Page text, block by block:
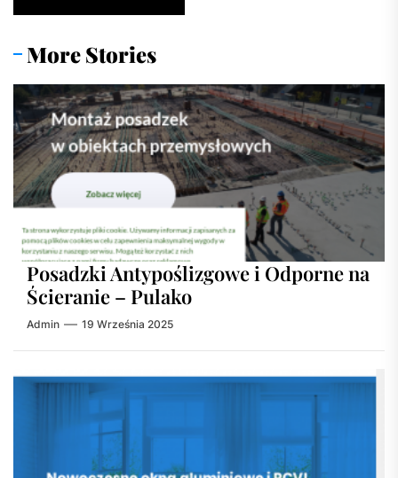
More Stories
Posadzki Antypoślizgowe i Odporne na
Ścieranie – Pulako
Admin 19 Września 2025